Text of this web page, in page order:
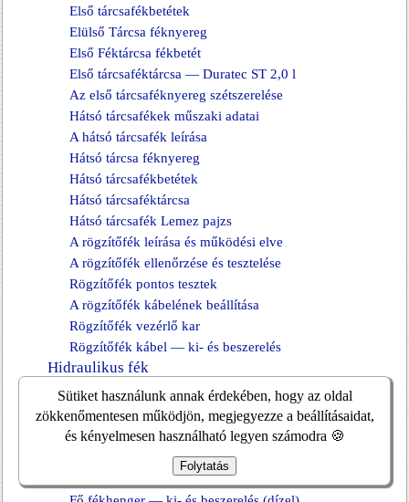
Első tárcsafékbetétek
Elülső Tárcsa féknyereg
Első Féktárcsa fékbetét
Első tárcsaféktárcsa — Duratec ST 2,0 l
Az első tárcsaféknyereg szétszerelése
Hátsó tárcsafékek műszaki adatai
A hátsó tárcsafék leírása
Hátsó tárcsa féknyereg
Hátsó tárcsafékbetétek
Hátsó tárcsaféktárcsa
Hátsó tárcsafék Lemez pajzs
A rögzítőfék leírása és működési elve
A rögzítőfék ellenőrzése és tesztelése
Rögzítőfék pontos tesztek
A rögzítőfék kábelének beállítása
Rögzítőfék vezérlő kar
Rögzítőfék kábel — ki- és beszerelés
Hidraulikus fék
A hidraulikus fékek műszaki adatai
A hidraulikus fékhajtás leírása és működési elve
Fékpedál és pedáltartó (kézi sebességváltó)
Fékpedál és pedáltartó (automata sebességváltó)
Főfékhenger — ki- és beszerelés
Sütiket használunk annak érdekében, hogy az oldal
zökkenőmentesen működjön, megjegyezze a beállításaidat,
és kényelmesen használható legyen számodra 🍪
Folytatás